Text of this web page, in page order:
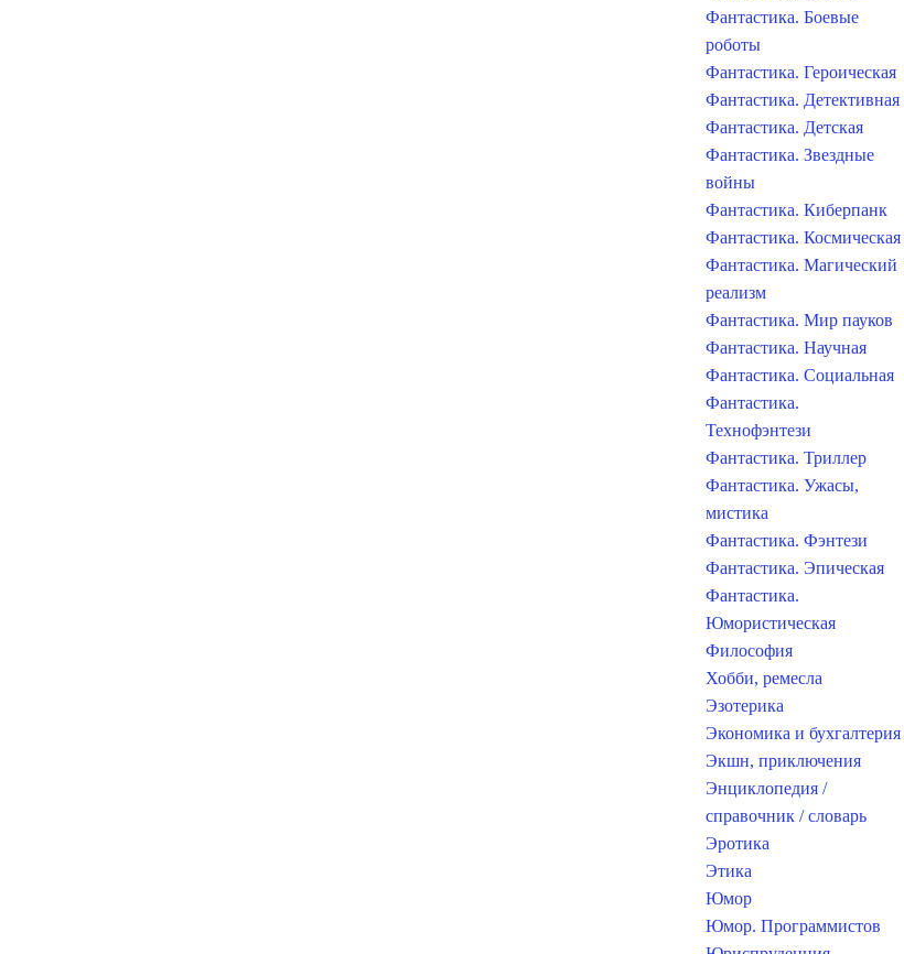
Фантастика. Боевые
роботы
Фантастика. Героическая
Фантастика. Детективная
Фантастика. Детская
Фантастика. Звездные
войны
Фантастика. Киберпанк
Фантастика. Космическая
Фантастика. Магический
реализм
Фантастика. Мир пауков
Фантастика. Научная
Фантастика. Социальная
Фантастика.
Технофэнтези
Фантастика. Триллер
Фантастика. Ужасы,
мистика
Фантастика. Фэнтези
Фантастика. Эпическая
Фантастика.
Юмористическая
Философия
Хобби, ремесла
Эзотерика
Экономика и бухгалтерия
Экшн, приключения
Энциклопедия /
справочник / словарь
Эротика
Этика
Юмор
Юмор. Программистов